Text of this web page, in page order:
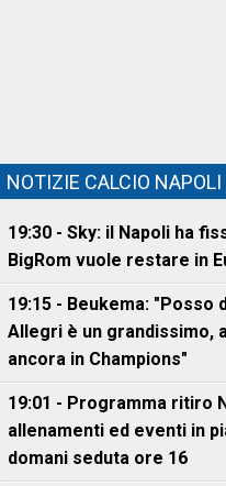
NOTIZIE CALCIO NAPOLI
19:30 - Sky: il Napoli ha
BigRom vuole restare in
19:15 - Beukema: "Posso
Allegri è un grandissimo,
ancora in Champions"
19:01 - Programma ritiro
allenamenti ed eventi in
domani seduta ore 16